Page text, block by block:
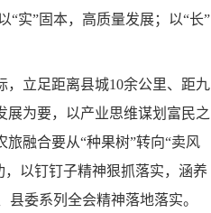
“实”固本，高质量发展；以“长”
，立足距离县城10余公里、距九
展为要，以产业思维谋划富民之
融合要从“种果树”转向“卖风
以钉钉子精神狠抓落实，涵养
委系列全会精神落地落实。